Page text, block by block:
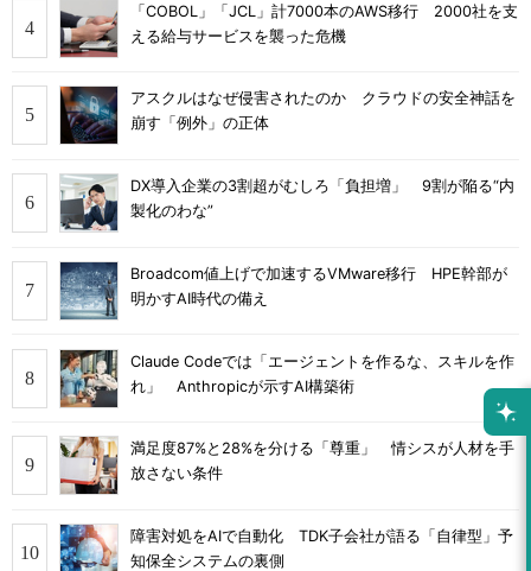
「COBOL」「JCL」計7000本のAWS移行 2000社を支
える給与サービスを襲った危機
アスクルはなぜ侵害されたのか クラウドの安全神話を
崩す「例外」の正体
DX導入企業の3割超がむしろ「負担増」 9割が陥る“内
製化のわな”
Broadcom値上げで加速するVMware移行 HPE幹部が
明かすAI時代の備え
Claude Codeでは「エージェントを作るな、スキルを作
れ」 Anthropicが示すAI構築術
満足度87%と28%を分ける「尊重」 情シスが人材を手
放さない条件
障害対処をAIで自動化 TDK子会社が語る「自律型」予
知保全システムの裏側